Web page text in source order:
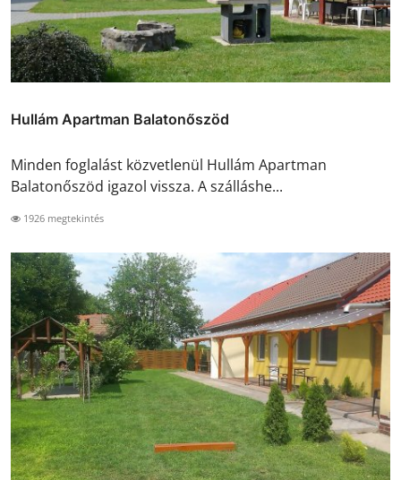
Hullám Apartman Balatonőszöd
Minden foglalást közvetlenül Hullám Apartman
Balatonőszöd igazol vissza. A szálláshe...
1926 megtekintés